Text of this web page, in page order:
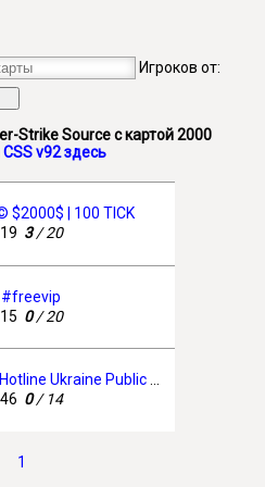
Игроков от:
Strike Source с картой 2000
v92 здесь
| 100 TICK
3/ 20
#freevip
0/ 20
0/ 14
1